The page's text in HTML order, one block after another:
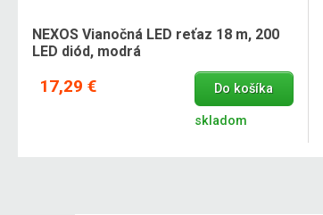
NEXOS Vianočná LED reťaz 18 m, 200
LED diód, modrá
17,29 € Do košíka
skladom